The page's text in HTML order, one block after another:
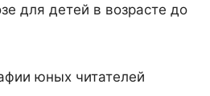
для детей в возрасте до
юных читателей